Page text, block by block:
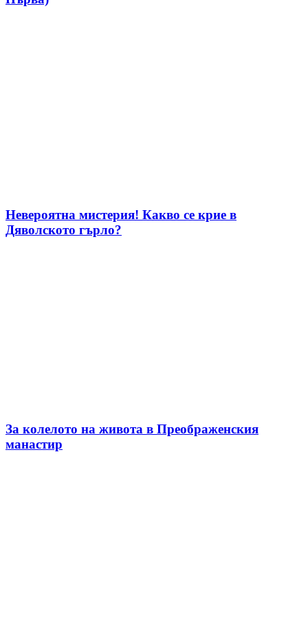
Невероятна мистерия! Какво се крие в
Дяволското гърло?
За колелото на живота в Преображенския
манастир